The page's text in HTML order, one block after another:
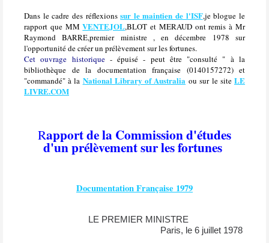
Dans le cadre des réflexionssur le maintien de l'ISF,je blogue le
rapport que MMVENTEJOL,BLOT et MERAUD ont remis à Mr
Raymond BARRE,premier ministre , en décembre 1978 sur
l'opportunité de créer un prélèvement sur les fortunes.
Cet ouvrage historique- épuisé - peut être "consulté " à la
bibliothèque de la documentation française (0140157272) et
"commandé" à la National Library of Australia ou sur le siteLE
LIVRE.COM
Rapport de la Commission d'études
d'un prélèvement sur les fortunes
Documentation Française 1979
LE PREMIER MINISTRE
Paris, le 6 juillet 1978